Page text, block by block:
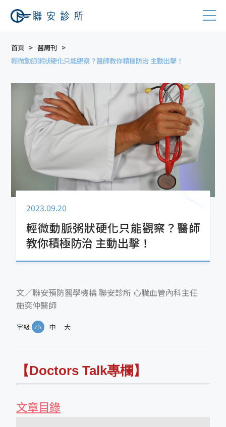
首頁
醫周刊
輕微動脈粥狀硬化只能觀察？醫師教你積極防治 主動出擊！
2023.09.20
輕微動脈粥狀硬化只能觀察？醫師
教你積極防治 主動出擊！
文／聯安預防醫學機構 聯安診所 心臟血管內科主任
施奕仲醫師
字級 小 中 大
【Doctors Talk專欄 】
文章目錄